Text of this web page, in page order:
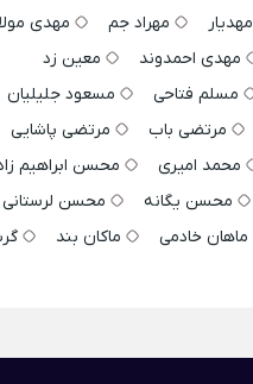
مهدیار مهراد جم
مهدی
مهدی احمدوند
معین زد
مسلم فتاحی
مسعود جلیلیان
مرتضی باب
مرتضی پاشایی
محمد امیری
محسن ابراهیم
محسن یگانه
محسن لرستانی
ماهان خادمی ماکان بند